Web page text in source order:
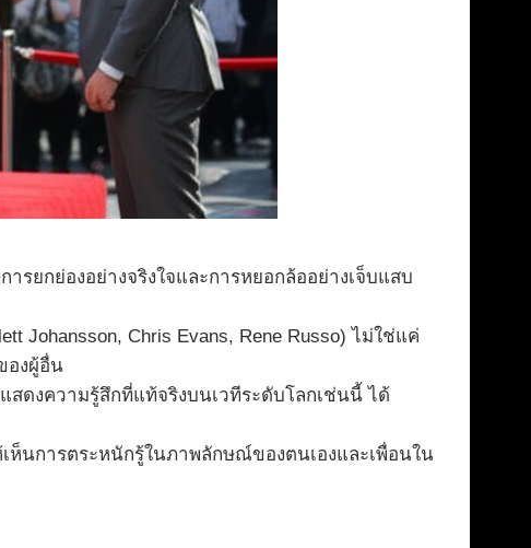
รยกย่องอย่างจริงใจและการหยอกล้ออย่างเจ็บแสบ
Johansson, Chris Evans, Rene Russo) ไม่ใช่แค่
องผู้อื่น
ดงความรู้สึกที่แท้จริงบนเวทีระดับโลกเช่นนี้ ได้
เห็นการตระหนักรู้ในภาพลักษณ์ของตนเองและเพื่อนใน